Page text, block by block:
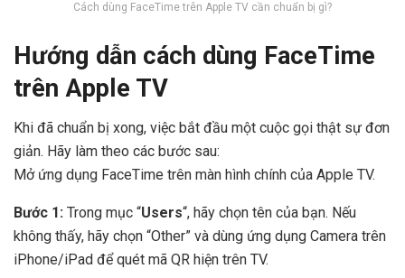
Cách dùng FaceTime trên Apple TV cần chuẩn bị gì?
Hướng dẫn cách dùng FaceTime
trên Apple TV
Khi đã chuẩn bị xong, việc bắt đầu một cuộc gọi thật sự đơn
giản. Hãy làm theo các bước sau:
Mở ứng dụng FaceTime trên màn hình chính của Apple TV.
Bước 1: Trong mục “Users“, hãy chọn tên của bạn. Nếu
không thấy, hãy chọn “Other” và dùng ứng dụng Camera trên
iPhone/iPad để quét mã QR hiện trên TV.